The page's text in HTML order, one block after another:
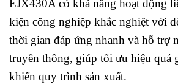
EJX430A có khả năng hoạt động
kiện công nghiệp khắc nghiệt với
thời gian đáp ứng nhanh và hỗ trợ
truyền thông, giúp tối ưu hiệu quả
khiển quy trình sản xuất.